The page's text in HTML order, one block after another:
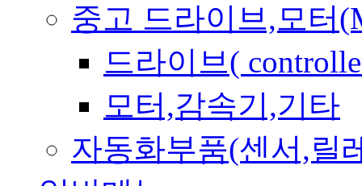
중고 드라이브,모터
드라이브(
모터,감속기,기타
자동화부품(센서,릴